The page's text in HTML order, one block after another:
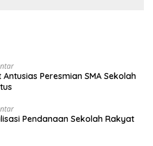
Peresmian SMA Sekolah
Pendanaan Sekolah Rakyat